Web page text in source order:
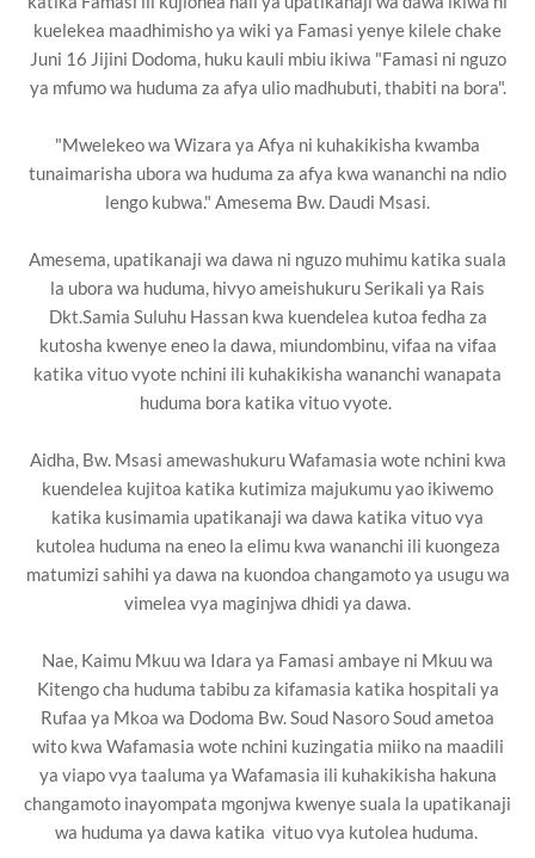
kuelekea maadhimisho ya wiki ya Famasi yenye kilele chake
Juni 16 Jijini Dodoma, huku kauli mbiu ikiwa "Famasi ni nguzo
ya mfumo wa huduma za afya ulio madhubuti, thabiti na bora".
"Mwelekeo wa Wizara ya Afya ni kuhakikisha kwamba
tunaimarisha ubora wa huduma za afya kwa wananchi na ndio
lengo kubwa." Amesema Bw. Daudi Msasi.
Amesema, upatikanaji wa dawa ni nguzo muhimu katika suala
la ubora wa huduma, hivyo ameishukuru Serikali ya Rais
Dkt.Samia Suluhu Hassan kwa kuendelea kutoa fedha za
kutosha kwenye eneo la dawa, miundombinu, vifaa na vifaa
katika vituo vyote nchini ili kuhakikisha wananchi wanapata
huduma bora katika vituo vyote.
Aidha, Bw. Msasi amewashukuru Wafamasia wote nchini kwa
kuendelea kujitoa katika kutimiza majukumu yao ikiwemo
katika kusimamia upatikanaji wa dawa katika vituo vya
kutolea huduma na eneo la elimu kwa wananchi ili kuongeza
matumizi sahihi ya dawa na kuondoa changamoto ya usugu wa
vimelea vya maginjwa dhidi ya dawa.
Nae, Kaimu Mkuu wa Idara ya Famasi ambaye ni Mkuu wa
Kitengo cha huduma tabibu za kifamasia katika hospitali ya
Rufaa ya Mkoa wa Dodoma Bw. Soud Nasoro Soud ametoa
wito kwa Wafamasia wote nchini kuzingatia miiko na maadili
ya viapo vya taaluma ya Wafamasia ili kuhakikisha hakuna
changamoto inayompata mgonjwa kwenye suala la upatikanaji
wa huduma ya dawa katika vituo vya kutolea huduma.